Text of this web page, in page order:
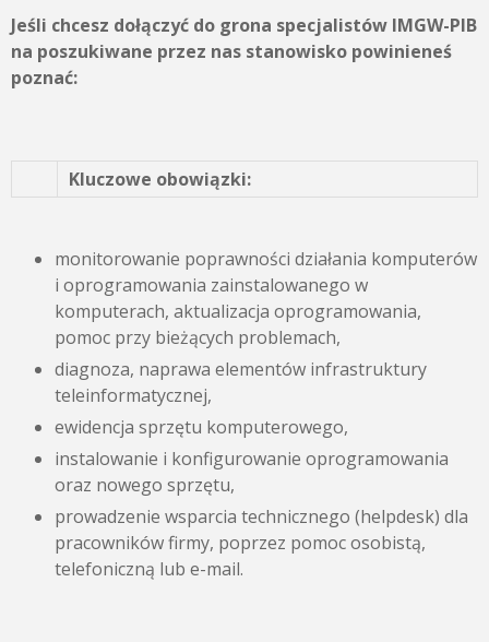
Jeśli chcesz dołączyć do grona specjalistów IMGW-PIB
na poszukiwane przez nas stanowisko powinieneś
poznać:
Kluczowe obowiązki:
monitorowanie poprawności działania komputerów
i oprogramowania zainstalowanego w
komputerach, aktualizacja oprogramowania,
pomoc przy bieżących problemach,
diagnoza, naprawa elementów infrastruktury
teleinformatycznej,
ewidencja sprzętu komputerowego,
instalowanie i konfigurowanie oprogramowania
oraz nowego sprzętu,
prowadzenie wsparcia technicznego (helpdesk) dla
pracowników firmy, poprzez pomoc osobistą,
telefoniczną lub e-mail.